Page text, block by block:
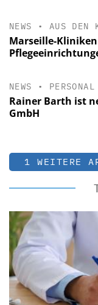
NEWS • AUS DEN
Marseille-
NEWS • PERSONAL
Rainer Barth ist
GmbH
1 WEITERE